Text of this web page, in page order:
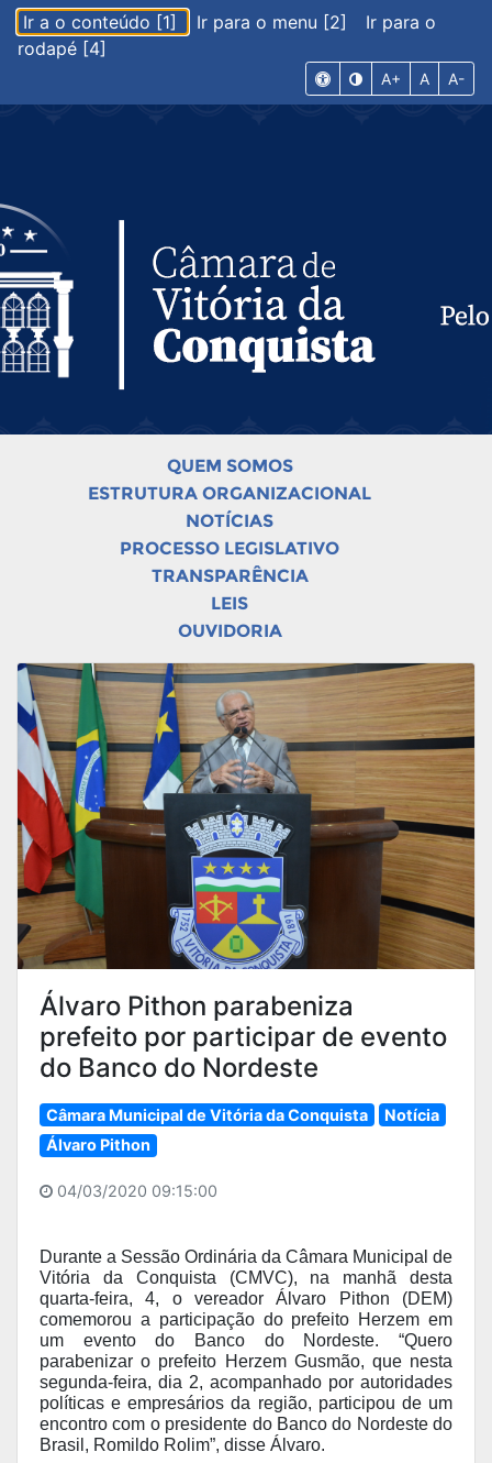
Ir a o conteúdo [1] Ir para o menu [2]
Ir para o
rodapé [4]
A+ A A-
QUEM SOMOS
ESTRUTURA ORGANIZACIONAL
NOTÍCIAS
PROCESSO LEGISLATIVO
TRANSPARÊNCIA
LEIS
OUVIDORIA
Álvaro Pithon parabeniza
prefeito por participar de evento
do Banco do Nordeste
Câmara Municipal de Vitória da Conquista
Notícia
Álvaro Pithon
04/03/2020 09:15:00
Durante a Sessão Ordinária da Câmara Municipal de
Vitória da Conquista (CMVC), na manhã desta
quarta-feira, 4, o vereador Álvaro Pithon (DEM)
comemorou a participação do prefeito Herzem em
um evento do Banco do Nordeste. “Quero
parabenizar o prefeito Herzem Gusmão, que nesta
segunda-feira, dia 2, acompanhado por autoridades
políticas e empresários da região, participou de um
encontro com o presidente do Banco do Nordeste do
Brasil, Romildo Rolim”, disse Álvaro.